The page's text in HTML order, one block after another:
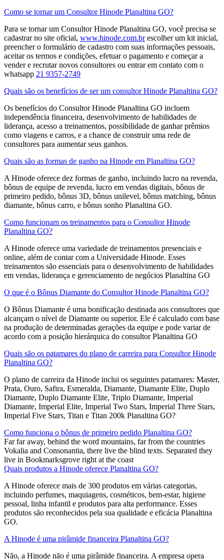
Como se tornar um Consultor Hinode Planaltina GO?
Para se tornar um Consultor Hinode Planaltina GO, você precisa se
cadastrar no site oficial, www.hinode.com.brescolher um kit inicial,
preencher o formulário de cadastro com suas informações pessoais,
aceitar os termos e condições, efetuar o pagamento e começar a
vender e recrutar novos consultores​ ou entrar em contato com o
whatsapp 21 9357-2749
Quais são os benefícios de ser um consultor Hinode Planaltina GO?
Os benefícios do Consultor Hinode Planaltina GO incluem
independência financeira, desenvolvimento de habilidades de
liderança, acesso a treinamentos, possibilidade de ganhar prêmios
como viagens e carros, e a chance de construir uma rede de
consultores para aumentar seus ganhos.
Quais são as formas de ganho na Hinode em Planaltina GO?
A Hinode oferece dez formas de ganho, incluindo lucro na revenda,
bônus de equipe de revenda, lucro em vendas digitais, bônus de
primeiro pedido, bônus 3D, bônus unilevel, bônus matching, bônus
diamante, bônus carro, e bônus sonho Planaltina GO.
Como funcionam os treinamentos para o Consultor Hinode
Planaltina GO?
A Hinode oferece uma variedade de treinamentos presenciais e
online, além de contar com a Universidade Hinode. Esses
treinamentos são essenciais para o desenvolvimento de habilidades
em vendas, liderança e gerenciamento de negócios Planaltina GO
O que é o Bônus Diamante do Consultor Hinode Planaltina GO?
O Bônus Diamante é uma bonificação destinada aos consultores que
alcançam o nível de Diamante ou superior. Ele é calculado com base
na produção de determinadas gerações da equipe e pode variar de
acordo com a posição hierárquica do consultor Planaltina GO
Quais são os patamares do plano de carreira para Consultor Hinode
Planaltina GO?
O plano de carreira da Hinode inclui os seguintes patamares: Master,
Prata, Ouro, Safira, Esmeralda, Diamante, Diamante Elite, Duplo
Diamante, Duplo Diamante Elite, Triplo Diamante, Imperial
Diamante, Imperial Elite, Imperial Two Stars, Imperial Three Stars,
Imperial Five Stars, Titan e Titan 200k Planaltina GO?
Como funciona o bônus de primeiro pedido Planaltina GO?
Far far away, behind the word mountains, far from the countries
Vokalia and Consonantia, there live the blind texts. Separated they
live in Bookmarksgrove right at the coast
Quais produtos a Hinode oferece Planaltina GO?
A Hinode oferece mais de 300 produtos em várias categorias,
incluindo perfumes, maquiagens, cosméticos, bem-estar, higiene
pessoal, linha infantil e produtos para alta performance. Esses
produtos são reconhecidos pela sua qualidade e eficácia Planaltina
GO.
A Hinode é uma pirâmide financeira Planaltina GO?
Não, a Hinode não é uma pirâmide financeira. A empresa opera